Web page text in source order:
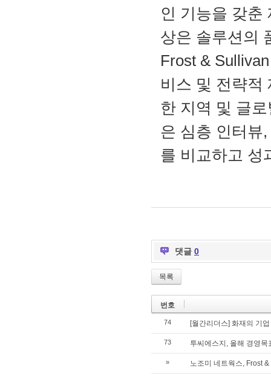
인 기능을 갖춘
상은 솔루션의
Frost &
비스 및 전략적
한 지역 및 글
은 심층 인터뷰
를 비교하고 성
댓글 0
목록
번호
74 [월간리더스] 화재의 기
73 투씨에스지, 올해 경영
» 노조미 네트웍스, Frost